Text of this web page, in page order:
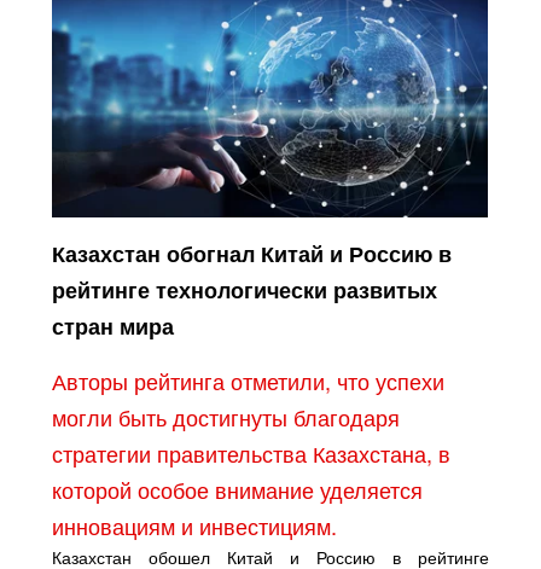
Казахстан обогнал Китай и Россию в
рейтинге технологически развитых
стран мира
Авторы рейтинга отметили, что успехи
могли быть достигнуты благодаря
стратегии правительства Казахстана, в
которой особое внимание уделяется
инновациям и инвестициям.
Казахстан обошел Китай и Россию в рейтинге